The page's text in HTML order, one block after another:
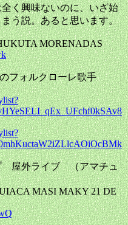
く興味ないのに、いざ始
う説。あると思います。
MORENADAS
フォルクローレ歌手
屋外ライブ （アマチュ
MASI MAKY 21 DE